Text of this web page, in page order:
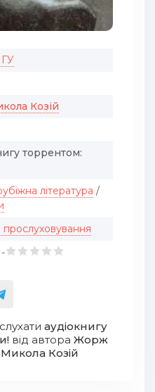
Козій
торрентом:
література /
аудіокнигу
від автора Жорж
Микола Козій